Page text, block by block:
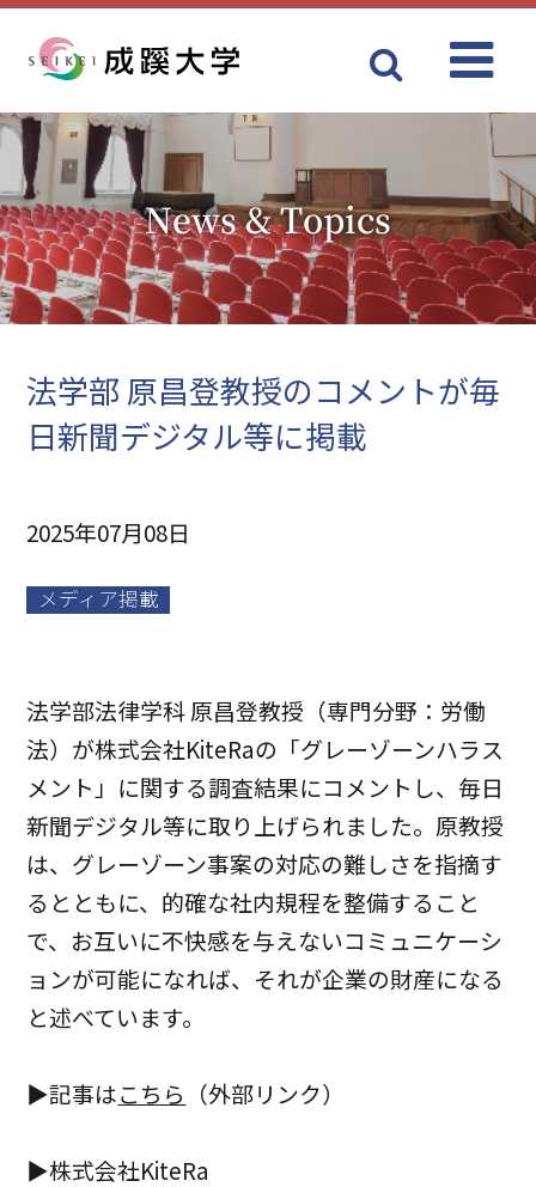
News & Topics
法学部 原昌登教授のコメントが毎
日新聞デジタル等に掲載
2025年07月08日
メディア掲載
法学部法律学科 原昌登教授（専門分野：労働
法）が株式会社KiteRaの「グレーゾーンハラス
メント」に関する調査結果にコメントし、毎日
新聞デジタル等に取り上げられました。原教授
は、グレーゾーン事案の対応の難しさを指摘す
るとともに、的確な社内規程を整備すること
で、お互いに不快感を与えないコミュニケーシ
ョンが可能になれば、それが企業の財産になる
と述べています。
▶記事はこちら （外部リンク）
▶株式会社KiteRa